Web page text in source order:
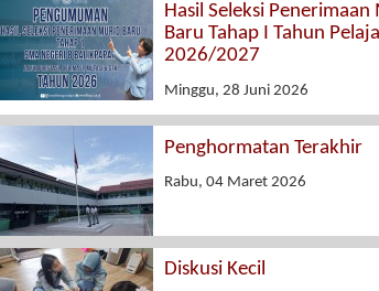
Hasil Seleksi Penerimaan
Baru Tahap I Tahun
2026/2027
Minggu, 28 Juni 2026
Penghormatan Terakhir
Rabu, 04 Maret 2026
Diskusi Kecil